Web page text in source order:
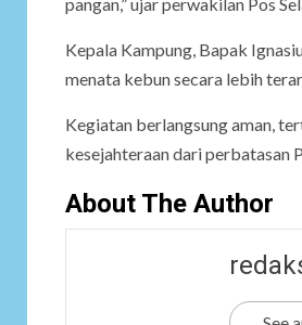
pangan,” ujar perwakilan Pos
Kepala Kampung, Bapak
menata kebun secara lebih
Kegiatan berlangsung aman,
kesejahteraan dari perbatasan
About The Author